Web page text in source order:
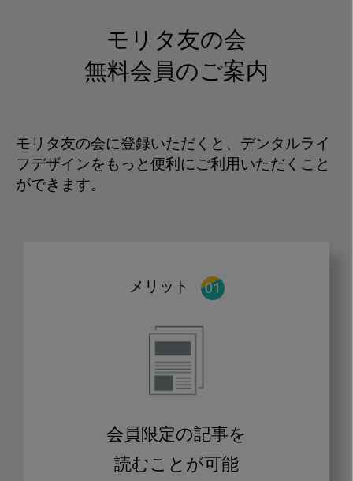
モリタ友の会
無料会員のご案内
モリタ友の会に登録いただくと、デンタルライ
フデザインをもっと便利にご利用いただくこと
ができます。
メリット
会員限定の記事を
読むことが可能